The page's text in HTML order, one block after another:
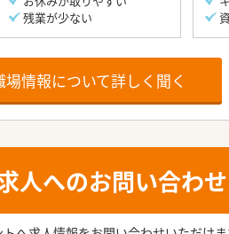
残業が少ない
場情報について詳しく聞く
人へのお問い合わせ